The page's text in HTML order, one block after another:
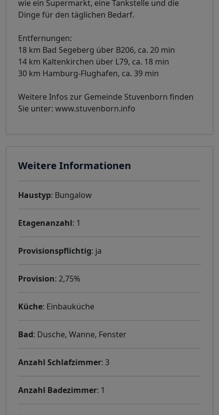
wie ein Supermarkt, eine Tankstelle und die
Dinge für den täglichen Bedarf.
Entfernungen:
18 km Bad Segeberg über B206, ca. 20 min
14 km Kaltenkirchen über L79, ca. 18 min
30 km Hamburg-Flughafen, ca. 39 min
Weitere Infos zur Gemeinde Stuvenborn finden
Sie unter: www.stuvenborn.info
Weitere Informationen
Haustyp: Bungalow
Etagenanzahl: 1
Provisionspflichtig: ja
Provision: 2,75%
Küche: Einbauküche
Bad: Dusche, Wanne, Fenster
Anzahl Schlafzimmer: 3
Anzahl Badezimmer: 1